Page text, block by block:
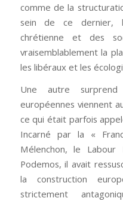
comme de la
sein de ce dernier,
chrétienne et des
vraisemblablement la
les libéraux et les
Une autre
européennes viennent
ce qui était parfois
Incarné par la «
Mélenchon, le
Podemos, il avait
la construction
strictement